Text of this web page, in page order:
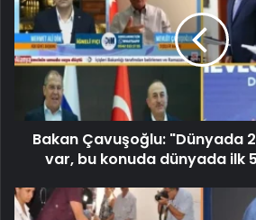
Bakan Çavuşoğlu: "Dünyada
var, bu konuda dünyada ilk